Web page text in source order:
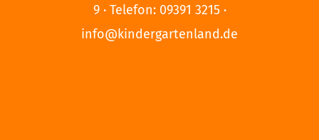
9 · Telefon: 09391 3215 ·
info@kindergartenland.de